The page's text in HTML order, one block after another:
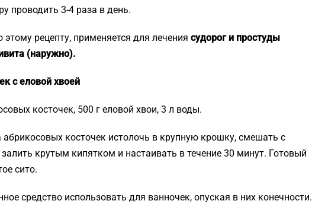
проводить 3-4 раза в день.
этому рецепту, применяется для лечения судорог и простуды
(наружно).
с еловой хвоей
косточек, 500 г еловой хвои, 3 л воды.
абрикосовых косточек истолочь в крупную крошку, смешать с
крутым кипятком и настаивать в течение 30 минут. Готовый
сито.
средство использовать для ванночек, опуская в них конечности.